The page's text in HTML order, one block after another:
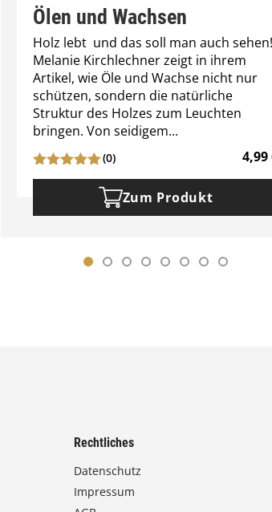
Ölen und Wachsen
Holz lebt  und das soll man auch sehen!
Melanie Kirchlechner zeigt in ihrem
Artikel, wie Öle und Wachse nicht nur
schützen, sondern die natürliche
Struktur des Holzes zum Leuchten
bringen. Von seidigem...
(0) 4,99
Zum Produkt
Rechtliches
Datenschutz
Impressum